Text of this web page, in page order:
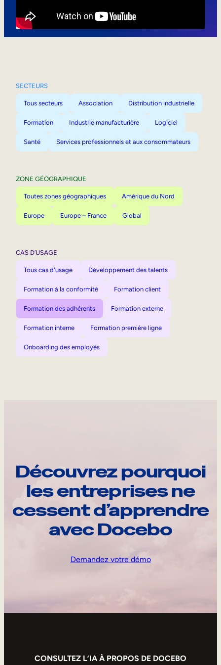
SECTEURS
Tous secteurs Association Distribution industrielle
Formation Industrie manufacturière Logiciel
Santé Services professionnels et aux consommateurs
ZONE GÉOGRAPHIQUE
Toutes zones géographiques Amérique du Nord
Europe Europe – France Global
CAS D’USAGE
Tous cas d'usage Développement des talents
Formation à la conformité Formation client
Formation des adhérents Formation externe
Formation interne Formation première ligne
Onboarding des employés
Découvrez pourquoi
les entreprises ne
cessent d’apprendre
avec Docebo
Demandez votre démo
CONSULTEZ L’IA À PROPOS DE DOCEBO